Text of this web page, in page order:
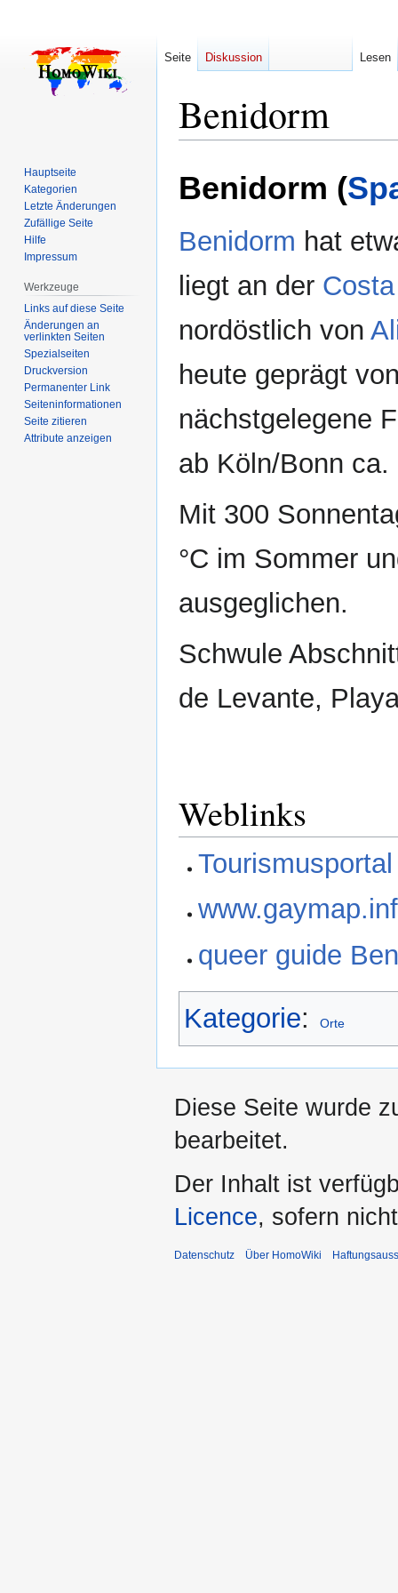
Benidorm
Navigation
springen
Suche
springen
Benidorm (
Benidorm hat
liegt an der
nordöstlich von
heute geprägt
nächstgelegene
ab Köln/Bonn
Mit 300
°C im Sommer
ausgeglichen.
Schwule
de Levante,
Weblinks
queer guide
Kategorie: Orte
Seite Diskussion Lesen
Hauptseite
Kategorien
Letzte Änderungen
Zufällige Seite
Hilfe
Impressum
Werkzeuge
Links auf diese Seite
Änderungen an
verlinkten Seiten
Spezialseiten
Druckversion
Permanenter Link
Seiten­­informationen
Seite zitieren
Attribute anzeigen
Diese Seite wurde
bearbeitet.
Der Inhalt ist
Licence, sofern
Datenschutz Über HomoWiki